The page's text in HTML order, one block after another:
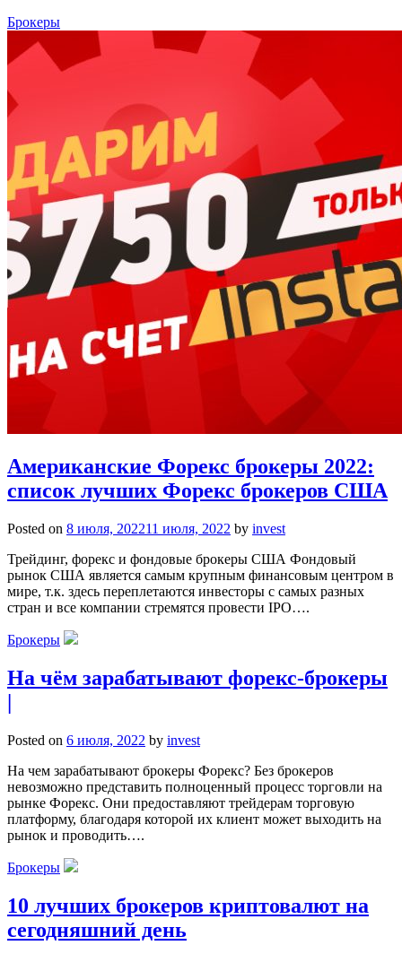
Брокеры
Американские Форекс брокеры 2022:
список лучших Форекс брокеров США
Posted on 8 июля, 202211 июля, 2022 by invest
Трейдинг, форекс и фондовые брокеры США Фондовый
рынок США является самым крупным финансовым центром в
мире, т.к. здесь переплетаются инвесторы с самых разных
стран и все компании стремятся провести IPO….
Брокеры
На чём зарабатывают форекс-брокеры
Posted on 6 июля, 2022 by invest
На чем зарабатывают брокеры Форекс? Без брокеров
невозможно представить полноценный процесс торговли на
рынке Форекс. Они предоставляют трейдерам торговую
платформу, благодаря которой их клиент может выходить на
рынок и проводить….
Брокеры
10 лучших брокеров криптовалют на
сегодняшний день